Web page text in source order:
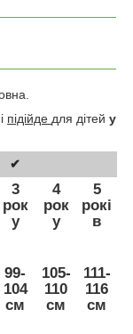
підійде для дітей у
✔
3
рок
у
4
рок
у
5
рокі
в
99-
104
см
105-
110
см
111-
116
см